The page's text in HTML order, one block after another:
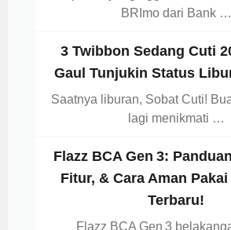
BRImo dari Bank …
3 Twibbon Sedang Cuti
Gaul Tunjukin Status
Saatnya liburan, Sobat Cuti!
lagi menikmati …
Flazz BCA Gen 3:
Fitur, & Cara Aman
Terbaru!
Flazz BCA Gen 3